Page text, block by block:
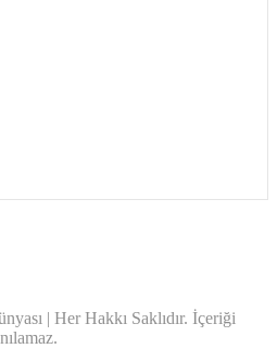
| Her Hakkı Saklıdır. İçeriği